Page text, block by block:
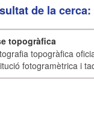
de la
topogràfica
topogràfica
fotogramètrica i